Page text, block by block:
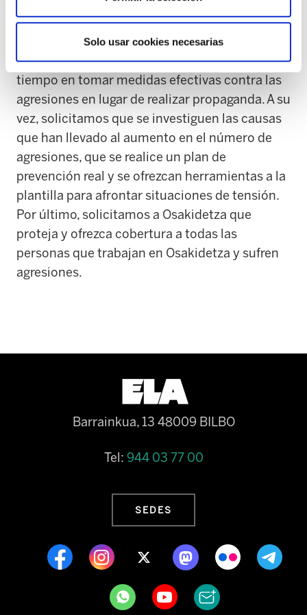
Solo usar cookies necesarias
discurso triunfalista de Osakidetza, pero se le
negó la palabra.
ELA exige a Osakidetza que invierta más
tiempo en tomar medidas efectivas contra las
agresiones en lugar de realizar propaganda. A su
vez, solicitamos que se investiguen las causas
que han llevado al aumento en el número de
agresiones, que se realice un plan de
prevención real y se ofrezcan herramientas a la
plantilla para afrontar situaciones de tensión.
Por último, solicitamos a Osakidetza que
proteja y ofrezca cobertura a todas las
personas que trabajan en Osakidetza y sufren
agresiones.
Barrainkua, 13 48009 BILBO
Tel: 944 03 77 00
SEDES